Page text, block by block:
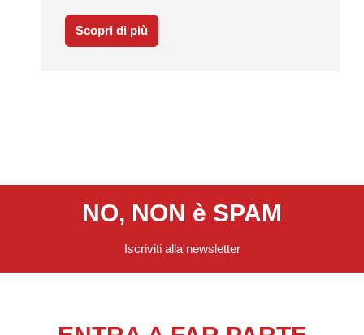
Scopri di più
NO, NON è SPAM
Iscriviti alla newsletter